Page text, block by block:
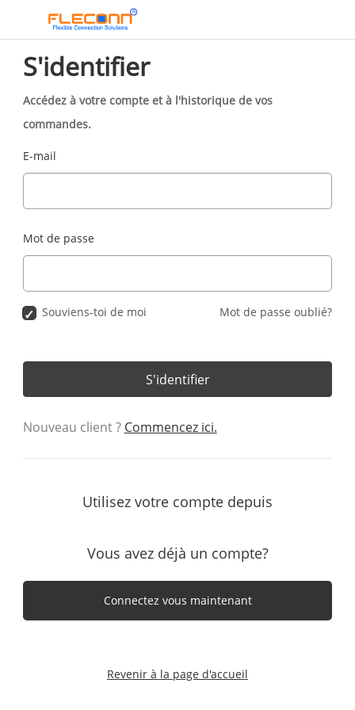
S'identifier
Accédez à votre compte et à l'historique de vos
commandes.
E-mail
Mot de passe
Souviens-toi de moi Mot de passe oublié?
S'identifier
Nouveau client ? Commencez ici.
Utilisez votre compte depuis
Vous avez déjà un compte?
Connectez vous maintenant
Revenir à la page d'accueil